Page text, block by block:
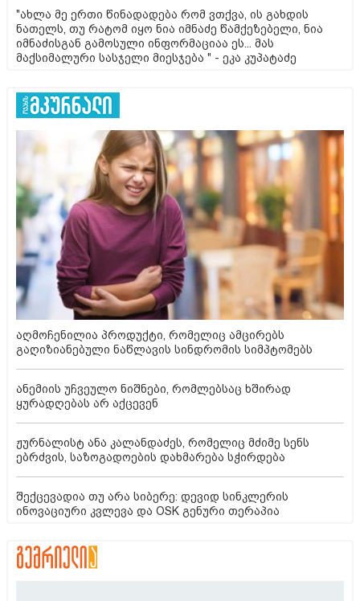
"ახლა მე ერთი წინადადება რომ ვთქვა, ის გახდის
ნათელს, თუ რატომ იყო ნია იმნაძე წამქეზებელი, ნია
იმნაძისგან გამოსული ინფორმაციაა ეს... მას
მაქსიმალური სასჯელი მიესჯება " - ეკა კუპატაძე
აღმოჩენილია პროდუქტი, რომელიც ამცირებს
გაღიზიანებული ნაწლავის სინდრომის სიმპტომებს
ანემიის უჩვეულო ნიშნები, რომლებსაც ხშირად
ყურადღებას არ აქცევენ
ჟურნალისტ ანა კალანდაძეს, რომელიც მძიმე სენს
ებრძვის, საზოგადოების დახმარება სჭირდება
შექცევადია თუ არა სიბერე: დევიდ სინკლერის
ინოვაციური კვლევა და OSK გენური თერაპია